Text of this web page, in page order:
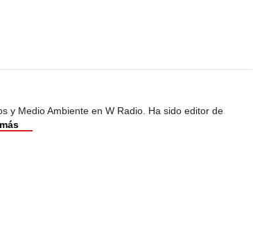
y Medio Ambiente en W Radio. Ha sido editor de